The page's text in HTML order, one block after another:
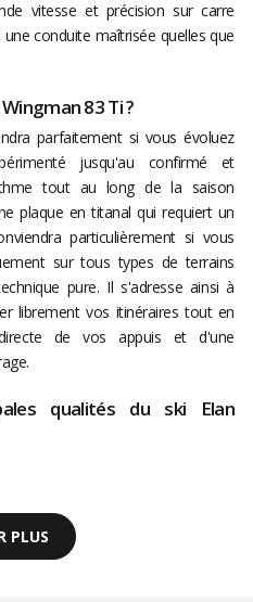
vitesse et précision sur carre
conduite maîtrisée quelles que
83 Ti ?
parfaitement si vous évoluez
jusqu'au confirmé et
tout au long de la saison
plaque en titanal qui requiert un
particulièrement si vous
sur tous types de terrains
pure. Il s'adresse ainsi à
librement vos itinéraires tout en
de vos appuis et d'une
qualités du ski Elan
PLUS